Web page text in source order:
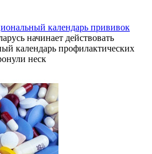
календарь прививок
начинает действовать
календарь профилактических
неск